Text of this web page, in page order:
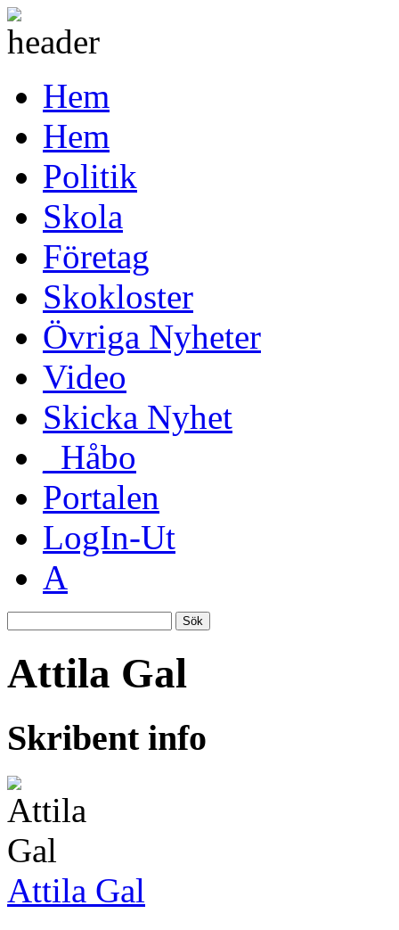
Hem
Hem
Politik
Skola
Företag
Skokloster
Övriga Nyheter
Video
Skicka Nyhet
_Håbo
Portalen
LogIn-Ut
A
Sök
Attila Gal
Skribent info
Attila Gal